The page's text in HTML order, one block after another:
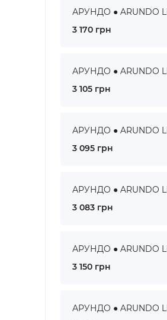
АРУНДО ● ARUNDO
3 170 грн
АРУНДО ● ARUNDO
3 105 грн
АРУНДО ● ARUNDO
3 095 грн
АРУНДО ● ARUNDO
3 083 грн
АРУНДО ● ARUNDO
3 150 грн
АРУНДО ● ARUNDO